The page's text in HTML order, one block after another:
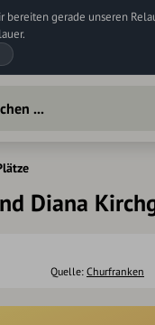
bereiten gerade unseren
Diana
Quelle: Churfranken